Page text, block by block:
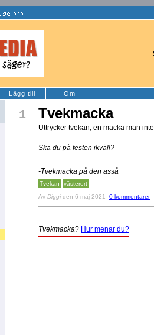
Lägg till Om
1 Tvekmacka
Uttrycker tvekan, en macka man
Ska du på festen ikväll?
-Tvekmacka på den asså
Tvekan västerort
Av Diggi den 6 maj 2021 0 kommentarer
Tvekmacka? Hur menar du?